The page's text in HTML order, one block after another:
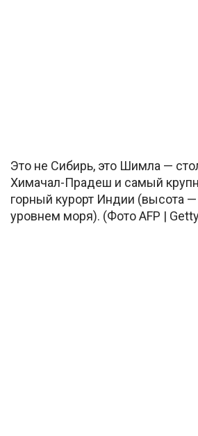
Это не Сибирь, это Шимла —
Химачал-Прадеш и самый
горный курорт Индии (высота
уровнем моря). (Фото AFP |